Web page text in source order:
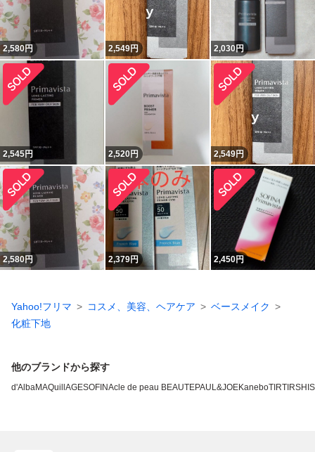
2,580円 2,549円 2,030円
2,545円 2,520円 2,549円
2,580円 2,379円 2,450円
Yahoo!フリマ コスメ、美容、ヘアケア
ベースメイク
化粧下地
他のブランドから探す
d'AlbaMAQuillAGESOFINAcle de peau BEAUTEPAUL&JOEKaneboTIRTIR